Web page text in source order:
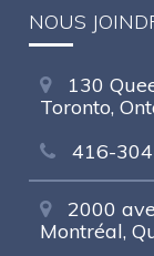
NOUS
130
Toronto,
416-
2000
Montréal,